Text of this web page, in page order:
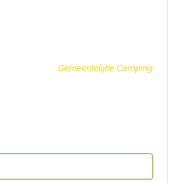
Gemeentelijke Camping